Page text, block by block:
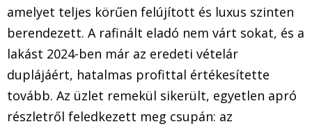
amelyet teljes körűen felújított és luxus szinten
berendezett. A rafinált eladó nem várt sokat, és a
lakást 2024-ben már az eredeti vételár
duplájáért, hatalmas profittal értékesítette
tovább. Az üzlet remekül sikerült, egyetlen apró
részletről feledkezett meg csupán: az